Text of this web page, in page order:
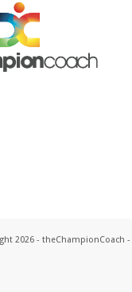
2026 - theChampionCoach -